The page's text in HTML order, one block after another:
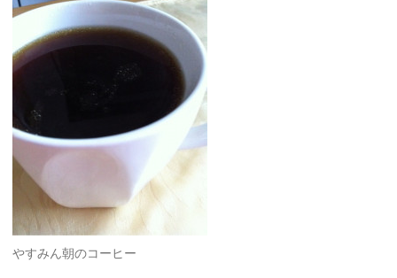
やすみん朝のコーヒー